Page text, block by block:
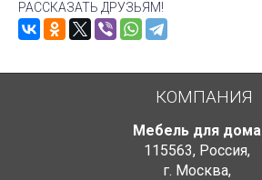
РАССКАЗАТЬ ДРУЗЬЯМ!
КОМПАНИЯ
Мебель для дома
115563, Россия,
г. Москва,